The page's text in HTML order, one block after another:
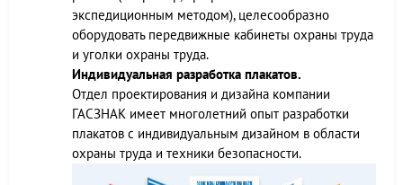
экспедиционным методом), целесообразно
оборудовать передвижные кабинеты охраны труда
и уголки охраны труда.
Индивидуальная разработка плакатов.
Отдел проектирования и дизайна компании
ГАСЗНАК имеет многолетний опыт разработки
плакатов с индивидуальным дизайном в области
охраны труда и техники безопасности.